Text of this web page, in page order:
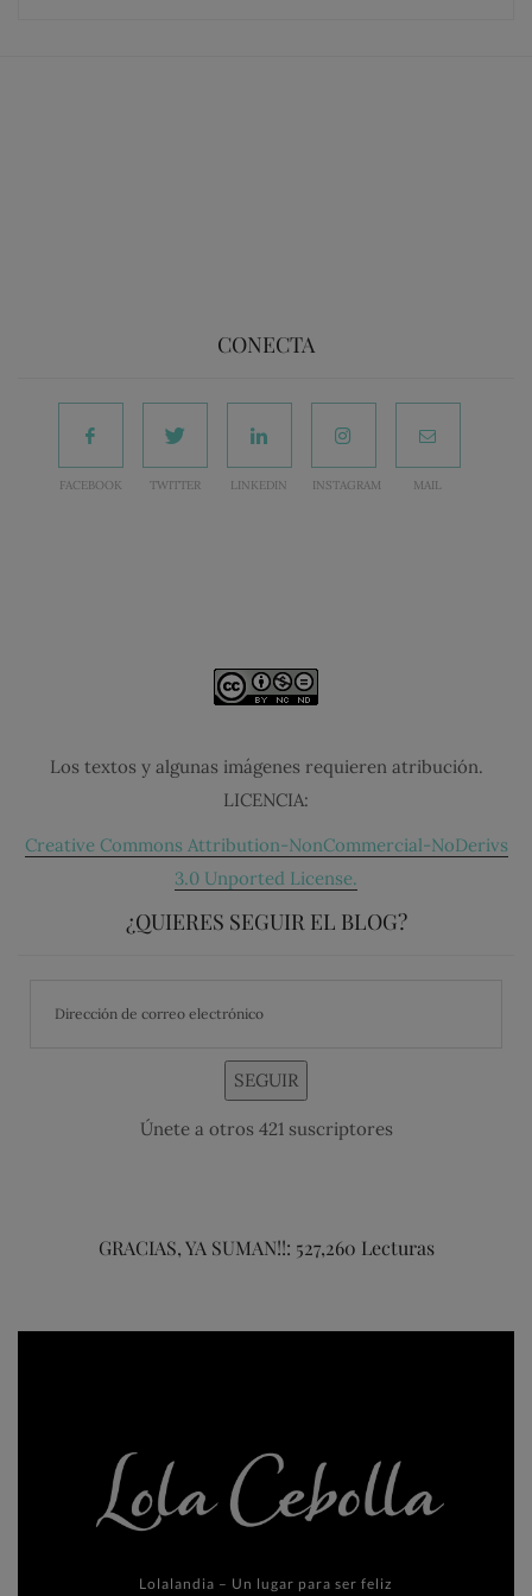
CONECTA
FACEBOOK TWITTER LINKEDIN INSTAGRAM MAIL
Los textos y algunas imágenes requieren atribución.
LICENCIA:
Creative Commons Attribution-NonCommercial-NoDerivs
3.0 Unported License.
¿QUIERES SEGUIR EL BLOG?
SEGUIR
Únete a otros 421 suscriptores
GRACIAS, YA SUMAN!!: 527,260 Lecturas
Lolalandia – Un lugar para ser feliz